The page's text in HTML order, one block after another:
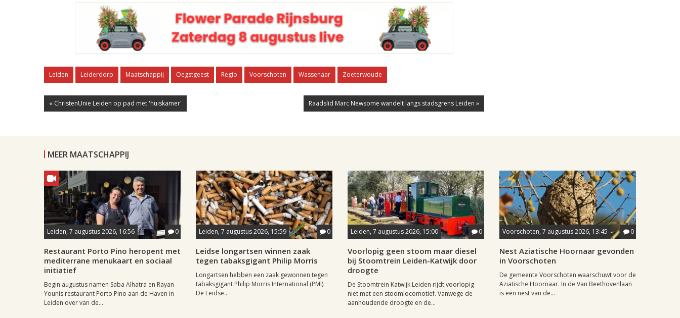
Leiden Leiderdorp Maatschappij Oegstgeest Regio Voorschoten Wassenaar Zoeterwoude
« ChristenUnie Leiden op pad met 'huiskamer' Raadslid Marc Newsome wandelt langs stadsgrens Leiden »
MEER MAATSCHAPPIJ
Leiden, 7 augustus 2026, 16:56 0
Restaurant Porto Pino heropent met
mediterrane menukaart en sociaal
initiatief
Begin augustus namen Saba Alhatra en Rayan
Younis restaurant Porto Pino aan de Haven in
Leiden over van de...
Leiden, 7 augustus 2026, 15:59 0
Leidse longartsen winnen zaak
tegen tabaksgigant Philip Morris
Longartsen hebben een zaak gewonnen tegen
tabaksgigant Philip Morris International (PMI).
De Leidse...
Leiden, 7 augustus 2026, 15:00 0
Voorlopig geen stoom maar diesel
bij Stoomtrein Leiden-Katwijk door
droogte
De Stoomtrein Katwijk Leiden rijdt voorlopig
niet met een stoomlocomotief. Vanwege de
aanhoudende droogte en de...
Voorschoten, 7 augustus 2026, 13:45 0
Nest Aziatische Hoornaar gevonden
in Voorschoten
De gemeente Voorschoten waarschuwt voor de
Aziatische Hoornaar. In de Van Beethovenlaan
is een nest van de...